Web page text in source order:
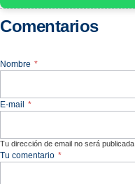
Comentarios
Nombre *
E-mail *
Tu dirección de email no será publicada.
Tu comentario *